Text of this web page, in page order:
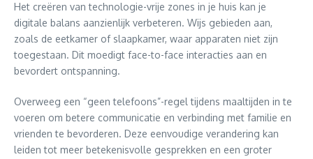
Het creëren van technologie-vrije zones in je huis kan je
digitale balans aanzienlijk verbeteren. Wijs gebieden aan,
zoals de eetkamer of slaapkamer, waar apparaten niet zijn
toegestaan. Dit moedigt face-to-face interacties aan en
bevordert ontspanning.
Overweeg een “geen telefoons”-regel tijdens maaltijden in te
voeren om betere communicatie en verbinding met familie en
vrienden te bevorderen. Deze eenvoudige verandering kan
leiden tot meer betekenisvolle gesprekken en een groter